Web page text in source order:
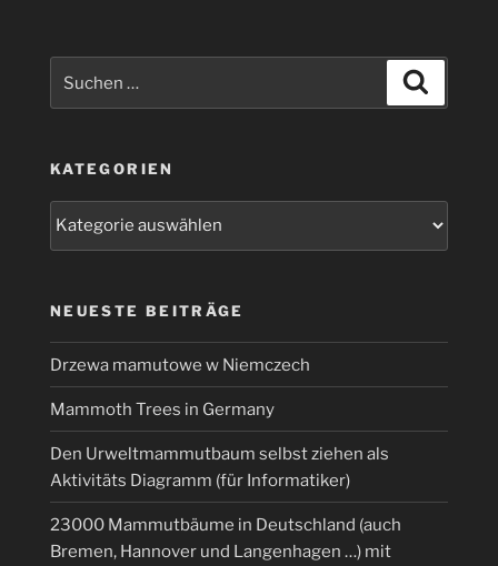
Dateien
mit
in
zwei
Java
Zeilen“
nach:
KATEGORIEN
NEUESTE BEITRÄGE
Drzewa mamutowe w Niemczech
Mammoth Trees in Germany
Den Urweltmammutbaum selbst ziehen als
Aktivitäts Diagramm (für Informatiker)
23000 Mammutbäume in Deutschland (auch
Bremen, Hannover und Langenhagen …) mit